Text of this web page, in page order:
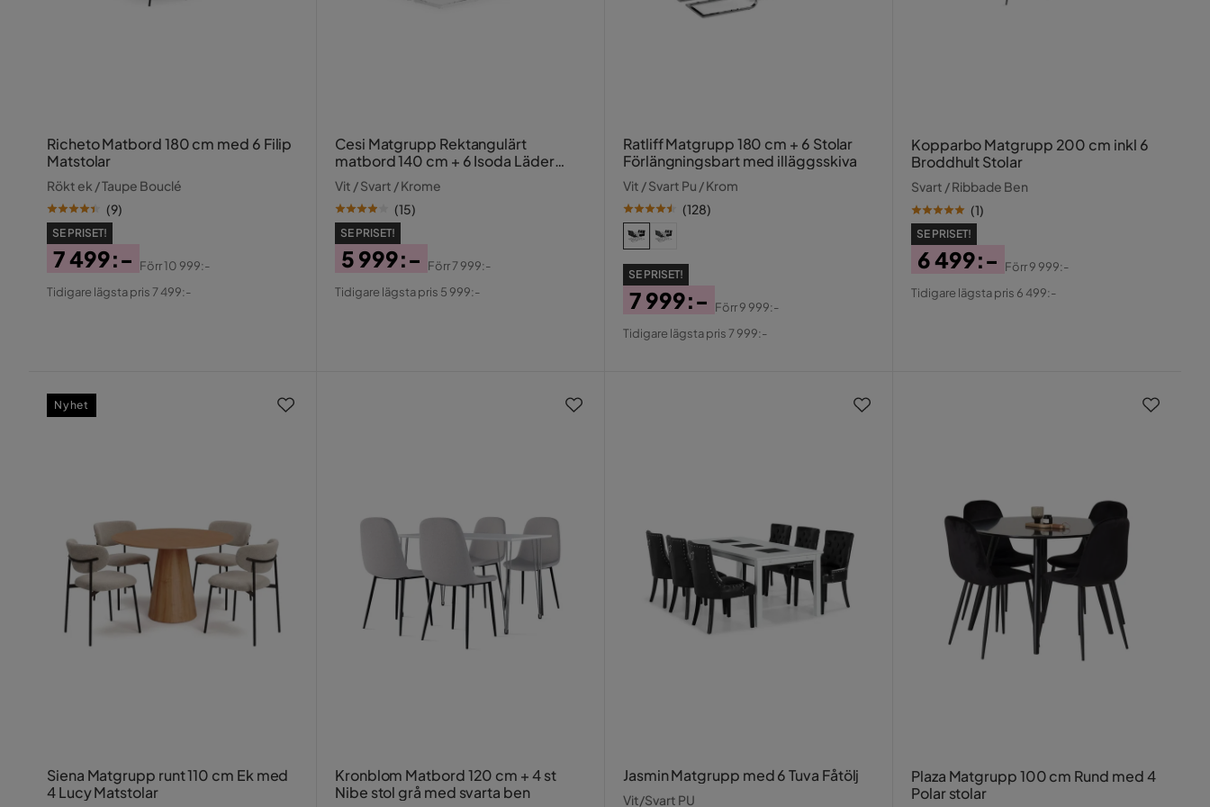
Richeto Matbord 180 cm med 6 Filip
Matstolar
Rökt ek / Taupe Bouclé
(9)
SE PRISET!
Pris
7 499:-
Original
Förr10 999:-
Tidigare lägsta pris 7 499:-
Cesi Matgrupp Rektangulärt
matbord 140 cm + 6 Isoda Läder
Marstolar
Vit / Svart / Krome
(15)
SE PRISET!
Pris
5 999:-
Original
Förr7 999:-
Tidigare lägsta pris 5 999:-
Ratliff Matgrupp 180 cm + 6 Stolar
Förlängningsbart med illäggsskiva
Vit / Svart Pu / Krom
(128)
SE PRISET!
Pris
7 999:-
Original
Förr9 999:-
Tidigare lägsta pris 7 999:-
Kopparbo Matgrupp 200 cm inkl 6
Broddhult Stolar
Svart / Ribbade Ben
(1)
SE PRISET!
Pris
6 499:-
Original
Förr9 999:-
Tidigare lägsta pris 6 499:-
Siena Matgrupp runt 110 cm Ek med
4 Lucy Matstolar
Nyhet
Kronblom Matbord 120 cm + 4 st
Nibe stol grå med svarta ben
Jasmin Matgrupp med 6 Tuva Fåtölj
Vit/Svart PU
Plaza Matgrupp 100 cm Rund med 4
Polar stolar